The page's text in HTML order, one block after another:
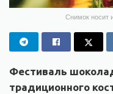
Снимок носит
Фестиваль
традиционного